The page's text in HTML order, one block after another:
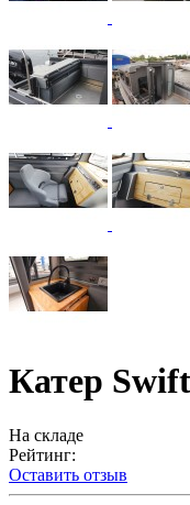
Катер
На складе
Рейтинг:
Оставить отзыв